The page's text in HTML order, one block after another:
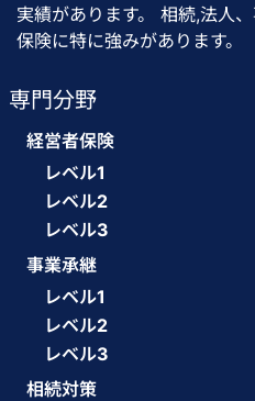
実績があります。 相続,法人
保険に特に強みがあります。
専門分野
経営者保険
レベル1
レベル2
レベル3
事業承継
レベル1
レベル2
レベル3
相続対策